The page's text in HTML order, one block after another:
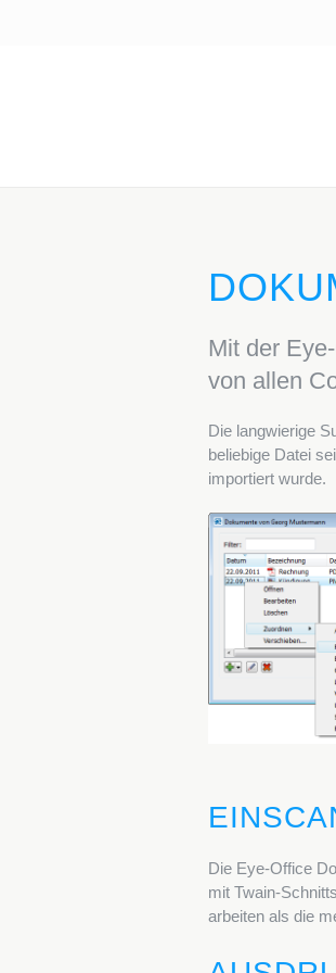
Mit der
von allen
Die langwierige
beliebige Datei
importiert wurde.
Die Eye-Office
mit Twain-
arbeiten als die